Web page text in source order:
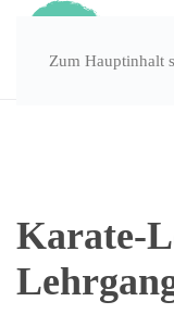
Zum Hauptinhalt
Karate-